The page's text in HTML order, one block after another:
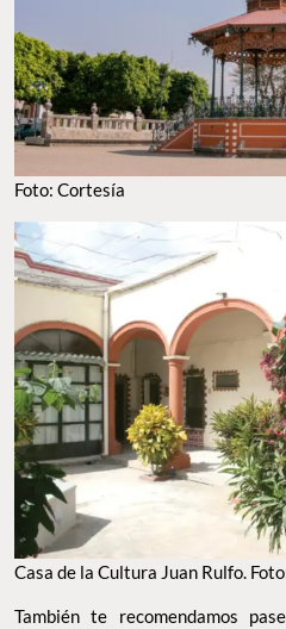
Foto: Cortesía
Casa de la Cultura Juan Rulfo.
También te recomendamos